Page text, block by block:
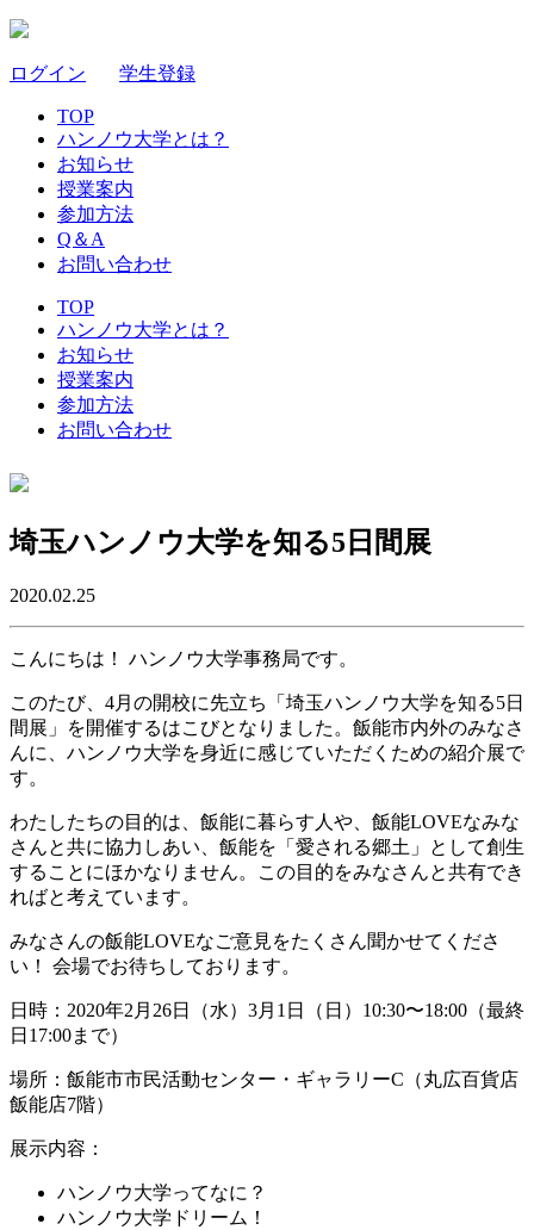
ログイン 学生登録
TOP
ハンノウ大学とは？
お知らせ
授業案内
参加方法
Q＆A
お問い合わせ
TOP
ハンノウ大学とは？
お知らせ
授業案内
参加方法
お問い合わせ
埼玉ハンノウ大学を知る5日間展
2020.02.25
こんにちは！ ハンノウ大学事務局です。
このたび、4月の開校に先立ち「埼玉ハンノウ大学を知る5日
間展」を開催するはこびとなりました。飯能市内外のみなさ
んに、ハンノウ大学を身近に感じていただくための紹介展で
す。
わたしたちの目的は、飯能に暮らす人や、飯能LOVEなみな
さんと共に協力しあい、飯能を「愛される郷土」として創生
することにほかなりません。この目的をみなさんと共有でき
ればと考えています。
みなさんの飯能LOVEなご意見をたくさん聞かせてくださ
い！ 会場でお待ちしております。
日時：2020年2月26日（水）3月1日（日）10:30〜18:00（最終
日17:00まで）
場所：飯能市市民活動センター・ギャラリーC（丸広百貨店
飯能店7階）
展示内容：
ハンノウ大学ってなに？
ハンノウ大学ドリーム！